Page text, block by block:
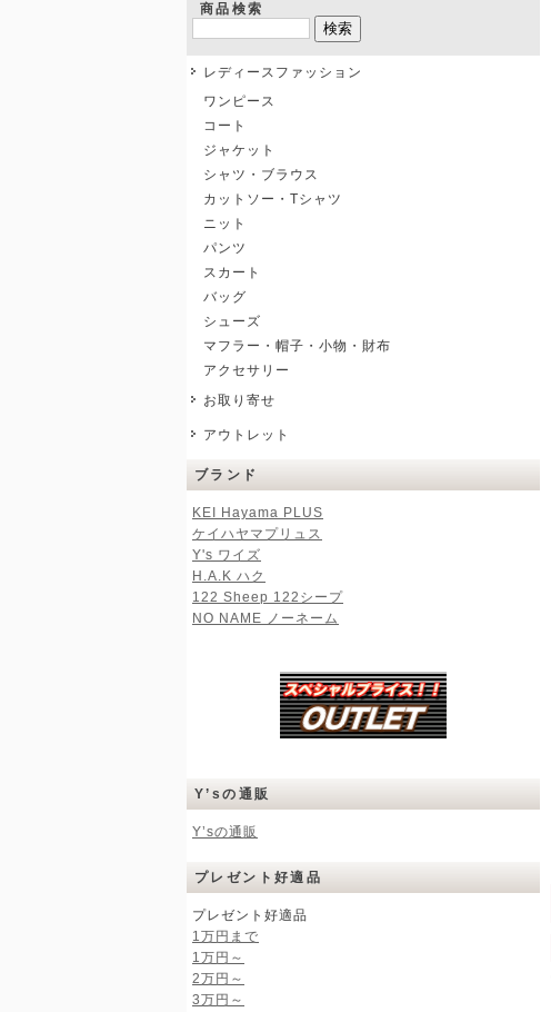
商品検索
レディースファッション
ワンピース
コート
ジャケット
シャツ・ブラウス
カットソー・Tシャツ
ニット
パンツ
スカート
バッグ
シューズ
マフラー・帽子・小物・財布
アクセサリー
お取り寄せ
アウトレット
ブランド
KEI Hayama PLUS
ケイハヤマプリュス
Y's ワイズ
H.A.K ハク
122 Sheep 122シープ
NO NAME ノーネーム
Y’sの通販
Y’sの通販
プレゼント好適品
プレゼント好適品
1万円まで
1万円～
2万円～
3万円～